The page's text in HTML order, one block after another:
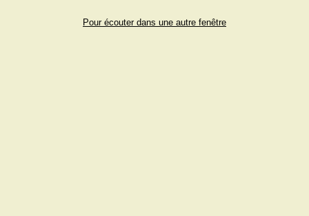
Pour écouter dans une autre fenêtre